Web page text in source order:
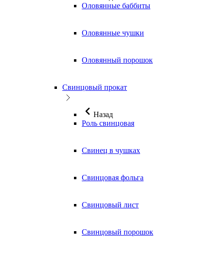
Оловянные баббиты
Оловянные чушки
Оловянный порошок
Свинцовый прокат
Назад
Роль свинцовая
Свинец в чушках
Свинцовая фольга
Свинцовый лист
Свинцовый порошок